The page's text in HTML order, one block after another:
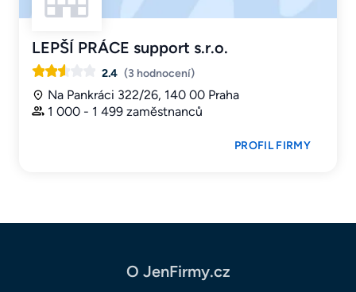
LEPŠÍ PRÁCE support s.r.o.
2.4 (3 hodnocení)
Na Pankráci 322/26, 140 00 Praha
1 000 - 1 499 zaměstnanců
PROFIL FIRMY
O JenFirmy.cz